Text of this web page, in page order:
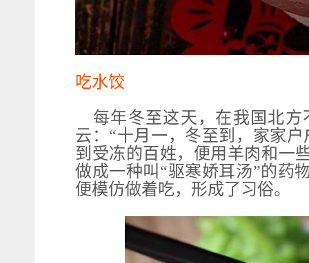
吃水饺
每年冬至这天，在我国北
云：“十月一，冬至到，家家
到受冻的百姓，便用羊肉和一
做成一种叫“驱寒娇耳汤”的药
便模仿做着吃，形成了习俗。